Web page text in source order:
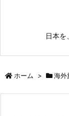
日本を
ホーム > 海外